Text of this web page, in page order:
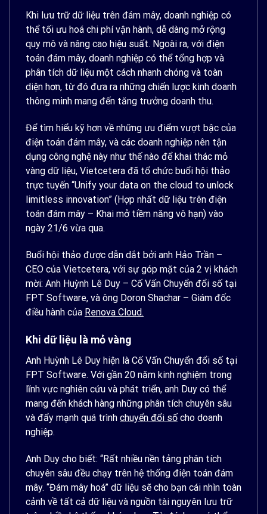
Khi lưu trữ dữ liệu trên đám mây, doanh nghiệp có
thể tối ưu hoá chi phí vận hành, dễ dàng mở rộng
quy mô và nâng cao hiệu suất. Ngoài ra, với điện
toán đám mây, doanh nghiệp có thể tổng hợp và
phân tích dữ liệu một cách nhanh chóng và toàn
diện hơn, từ đó đưa ra những chiến lược kinh doanh
thông minh mang đến tăng trưởng doanh thu.
Để tìm hiểu kỹ hơn về những ưu điểm vượt bậc của
điện toán đám mây, và các doanh nghiệp nên tận
dụng công nghệ này như thế nào để khai thác mỏ
vàng dữ liệu, Vietcetera đã tổ chức buổi hội thảo
trực tuyến “Unify your data on the cloud to unlock
limitless innovation” (Hợp nhất dữ liệu trên điện
toán đám mây – Khai mở tiềm năng vô hạn) vào
ngày 21/6 vừa qua.
Buổi hội thảo được dẫn dắt bởi anh Hảo Trần –
CEO của Vietcetera, với sự góp mặt của 2 vị khách
mời: Anh Huỳnh Lê Duy – Cố Vấn Chuyển đổi số tại
FPT Software, và ông Doron Shachar – Giám đốc
điều hành của Renova Cloud.
Khi dữ liệu là mỏ vàng
Anh Huỳnh Lê Duy hiện là Cố Vấn Chuyển đổi số tại
FPT Software. Với gần 20 năm kinh nghiệm trong
lĩnh vực nghiên cứu và phát triển, anh Duy có thể
mang đến khách hàng những phân tích chuyên sâu
và đẩy mạnh quá trình chuyển đổi số cho doanh
nghiệp.
Anh Duy cho biết: “Rất nhiều nền tảng phân tích
chuyên sâu đều chạy trên hệ thống điện toán đám
mây. “Đám mây hoá” dữ liệu sẽ cho bạn cái nhìn toàn
cảnh về tất cả dữ liệu và nguồn tài nguyên lưu trữ